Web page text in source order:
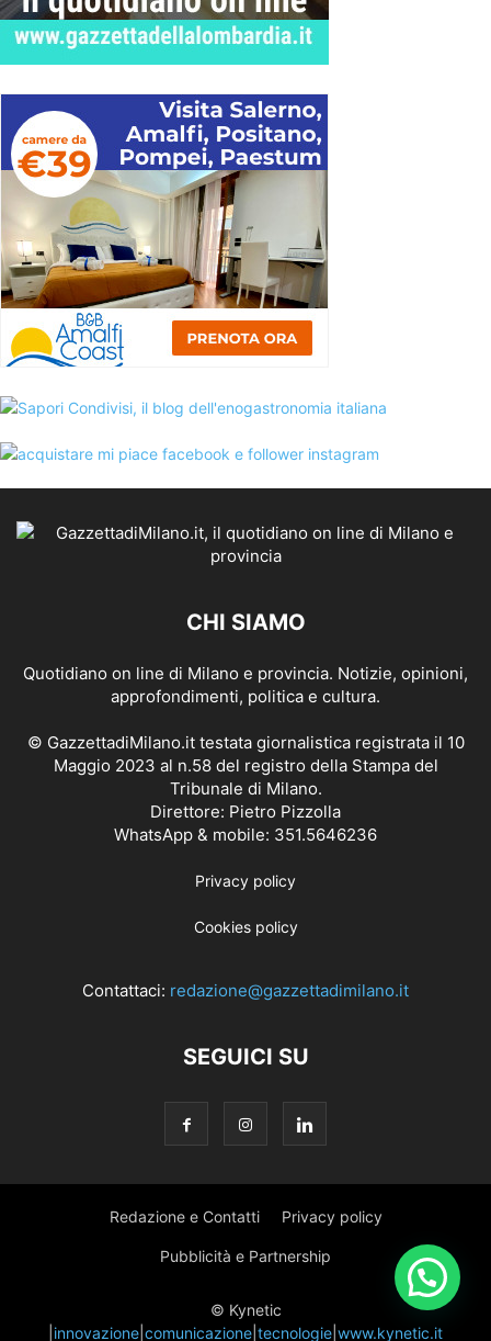
CHI SIAMO
Quotidiano on line di Milano e provincia. Notizie, opinioni,
approfondimenti, politica e cultura.
© GazzettadiMilano.it testata giornalistica registrata il 10
Maggio 2023 al n.58 del registro della Stampa del
Tribunale di Milano.
Direttore: Pietro Pizzolla
WhatsApp & mobile: 351.5646236
Privacy policy
Cookies policy
Contattaci: redazione@gazzettadimilano.it
SEGUICI SU
Redazione e Contatti Privacy policy
Pubblicità e Partnership
© Kynetic
innovazione comunicazione tecnologie www.kynetic.it